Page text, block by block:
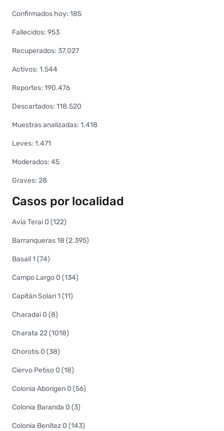
Confirmados hoy: 185
Fallecidos: 953
Recuperados: 37.027
Activos: 1.544
Reportes: 190.476
Descartados: 118.520
Muestras analizadas: 1.418
Leves: 1.471
Moderados: 45
Graves: 28
Casos por localidad
Avia Terai 0 (122)
Barranqueras 18 (2.395)
Basail 1 (74)
Campo Largo 0 (134)
Capitán Solari 1 (11)
Charadai 0 (8)
Charata 22 (1018)
Chorotis 0 (38)
Ciervo Petiso 0 (18)
Colonia Aborigen 0 (56)
Colonia Baranda 0 (3)
Colonia Benítez 0 (143)